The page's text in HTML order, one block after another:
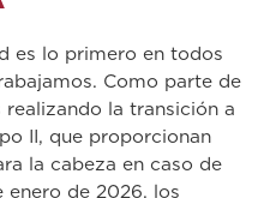
es lo primero en todos
Como parte de
la transición a
II, que proporcionan
la cabeza en caso de
enero de 2026, los